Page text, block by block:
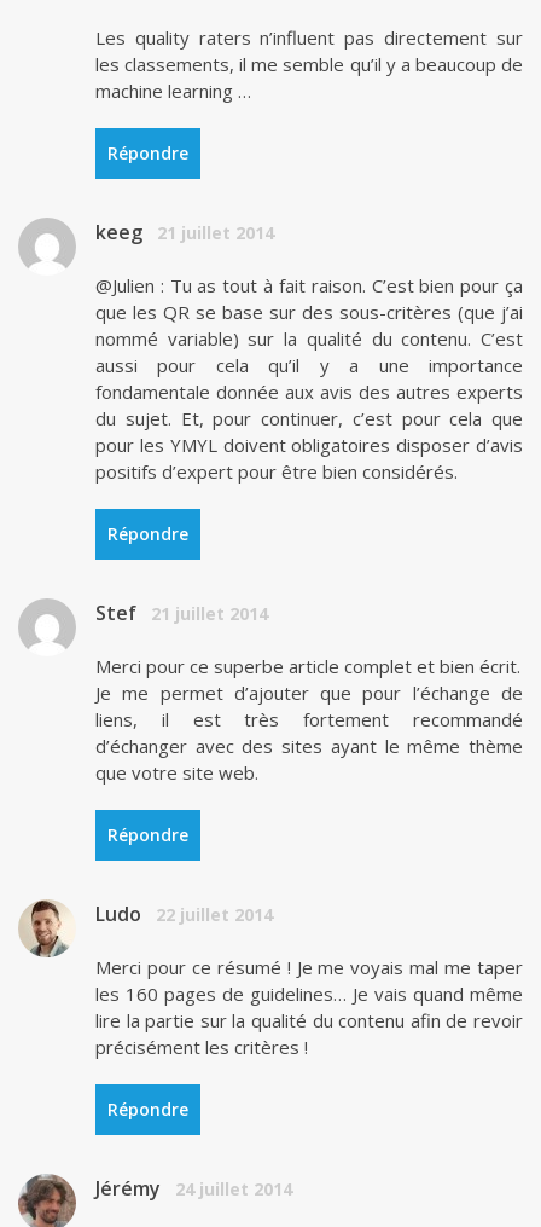
Les quality raters n’influent pas directement sur
les classements, il me semble qu’il y a beaucoup de
machine learning …
Répondre
keeg 21 juillet 2014
@Julien : Tu as tout à fait raison. C’est bien pour ça
que les QR se base sur des sous-critères (que j’ai
nommé variable) sur la qualité du contenu. C’est
aussi pour cela qu’il y a une importance
fondamentale donnée aux avis des autres experts
du sujet. Et, pour continuer, c’est pour cela que
pour les YMYL doivent obligatoires disposer d’avis
positifs d’expert pour être bien considérés.
Répondre
Stef 21 juillet 2014
Merci pour ce superbe article complet et bien écrit.
Je me permet d’ajouter que pour l’échange de
liens, il est très fortement recommandé
d’échanger avec des sites ayant le même thème
que votre site web.
Répondre
Ludo 22 juillet 2014
Merci pour ce résumé ! Je me voyais mal me taper
les 160 pages de guidelines… Je vais quand même
lire la partie sur la qualité du contenu afin de revoir
précisément les critères !
Répondre
Jérémy 24 juillet 2014